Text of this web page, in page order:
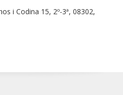
i Codina 15, 2º-3ª, 08302,